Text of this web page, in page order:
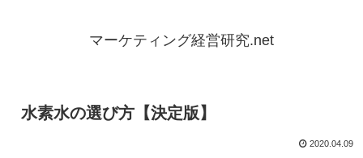
マーケティング経営研究.net
水素水の選び方【決定版】
2020.04.09